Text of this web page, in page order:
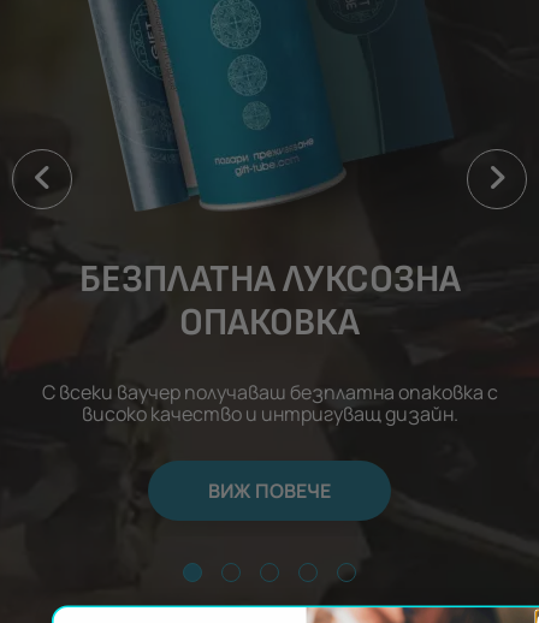
БЕЗПЛАТНА ЛУКСОЗНА
ОПАКОВКА
С всеки ваучер получаваш безплатна опаковка с
високо качество и интригуващ дизайн.
ВИЖ ПОВЕЧЕ